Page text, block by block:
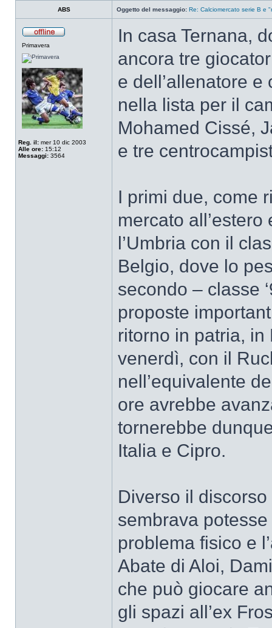
ABS Oggetto del messaggio: Re: Calciomercato serie B e
Primavera
Reg. il: mer 10 dic 2003
Alle ore: 15:12
Messaggi: 3564
In casa Ternana,
ancora tre
e dell’allenatore
nella lista per il
Mohamed Cissé,
e tre
I primi due, come
mercato
l’Umbria con il
Belgio, dove lo
secondo – classe
proposte
ritorno in patria,
venerdì, con il
nell’equivalente
ore avrebbe
tornerebbe
Italia e Cipro.
Diverso il
sembrava
problema fisico e
Abate di Aloi,
che può giocare
gli spazi all’ex